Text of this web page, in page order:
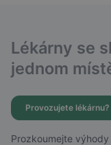
Lékárny se
jednom
Provozujete lékárnu?
Prozkoumejte